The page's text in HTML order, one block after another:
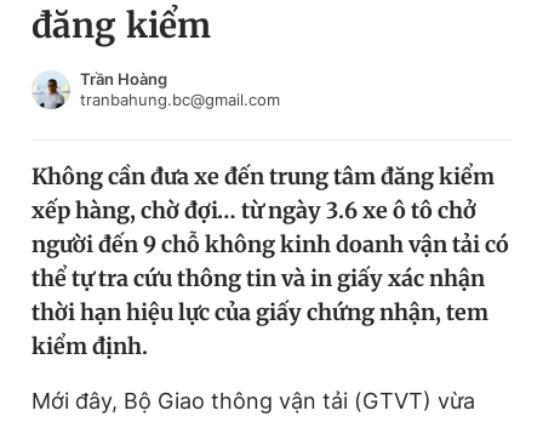
Chuyên mục khác
Chào ngày mới
Video Magazine
Sản phẩm khác
Tin đã xem
đăng kiểm
Trần Hoàng
tranbahung.bc@gmail.com
Không cần đưa xe đến trung tâm đăng kiểm
xếp hàng, chờ đợi… từ ngày 3.6 xe ô tô chở
người đến 9 chỗ không kinh doanh vận tải có
thể tự tra cứu thông tin và in giấy xác nhận
thời hạn hiệu lực của giấy chứng nhận, tem
kiểm định.
Mới đây, Bộ Giao thông vận tải (GTVT) vừa